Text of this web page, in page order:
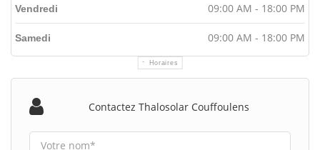
Horaires
Vendredi 09:00 AM - 18:00 PM
Samedi 09:00 AM - 18:00 PM
Contactez Thalosolar Couffoulens